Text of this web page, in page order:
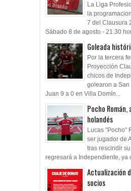
La Liga
la
7 del Clausura
Sábado 8 de agosto - 21.30
Goleada
Por la tercera
Proyección
chicos de
golearon a San
Juan 9 a 0 en Villa Domín...
Pocho Román,
holandés
Lucas "Pocho"
ser jugador de
tras rescindir
regresará a Independiente, ya
Actualización
socios